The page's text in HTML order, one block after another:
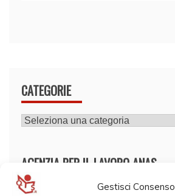
Gestisci Consenso
CATEGORIE
CATEGORIE
AGENZIA PER IL LAVORO ANAS